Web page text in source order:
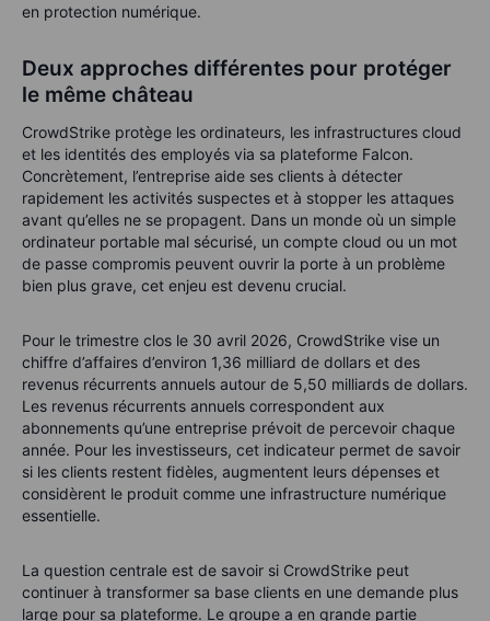
en protection numérique.
Deux approches différentes pour protéger
le même château
CrowdStrike protège les ordinateurs, les infrastructures cloud
et les identités des employés via sa plateforme Falcon.
Concrètement, l’entreprise aide ses clients à détecter
rapidement les activités suspectes et à stopper les attaques
avant qu’elles ne se propagent. Dans un monde où un simple
ordinateur portable mal sécurisé, un compte cloud ou un mot
de passe compromis peuvent ouvrir la porte à un problème
bien plus grave, cet enjeu est devenu crucial.
Pour le trimestre clos le 30 avril 2026, CrowdStrike vise un
chiffre d’affaires d’environ 1,36 milliard de dollars et des
revenus récurrents annuels autour de 5,50 milliards de dollars.
Les revenus récurrents annuels correspondent aux
abonnements qu’une entreprise prévoit de percevoir chaque
année. Pour les investisseurs, cet indicateur permet de savoir
si les clients restent fidèles, augmentent leurs dépenses et
considèrent le produit comme une infrastructure numérique
essentielle.
La question centrale est de savoir si CrowdStrike peut
continuer à transformer sa base clients en une demande plus
large pour sa plateforme. Le groupe a en grande partie